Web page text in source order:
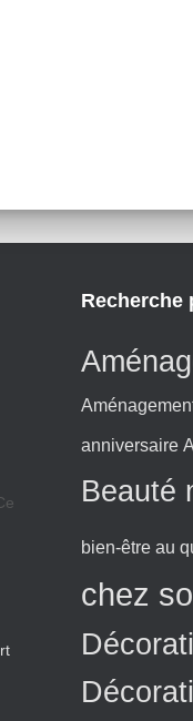
Recherche
anniversaire
Beauté
bien-être au
chez